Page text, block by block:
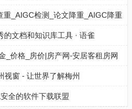
重_AIGC检测_论文降重_AIGC降重
文档和知识库工具 · 语雀
_价格_房价|房产网-安居客租房网
视窗 - 让世界了解梅州
全的软件下载联盟